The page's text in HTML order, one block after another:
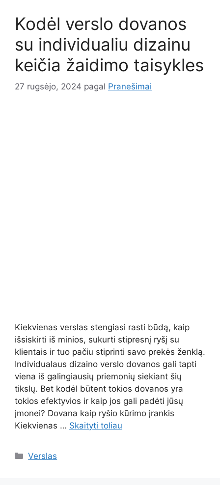
Kodėl verslo dovanos
su individualiu dizainu
keičia žaidimo taisykles
27 rugsėjo, 2024 pagal Pranešimai
Kiekvienas verslas stengiasi rasti būdą, kaip
išsiskirti iš minios, sukurti stipresnį ryšį su
klientais ir tuo pačiu stiprinti savo prekės ženklą.
Individualaus dizaino verslo dovanos gali tapti
viena iš galingiausių priemonių siekiant šių
tikslų. Bet kodėl būtent tokios dovanos yra
tokios efektyvios ir kaip jos gali padėti jūsų
įmonei? Dovana kaip ryšio kūrimo įrankis
Kiekvienas … Skaityti toliau
Kategorijos
Verslas